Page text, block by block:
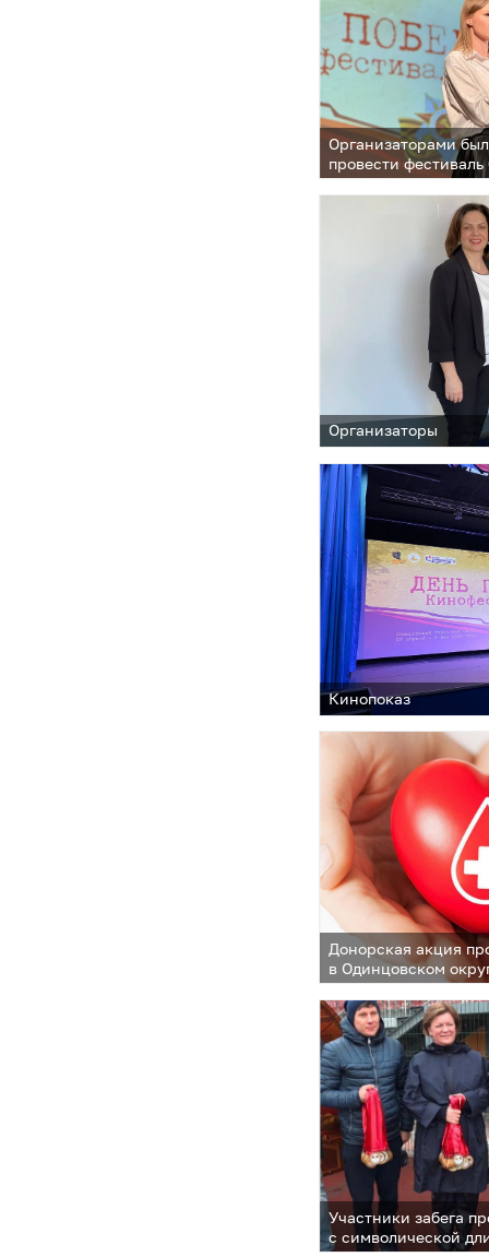
Организаторами
провести
Организаторы
Кинопоказ
Донорская акция
в Одинцовском
Участники забега
с символической